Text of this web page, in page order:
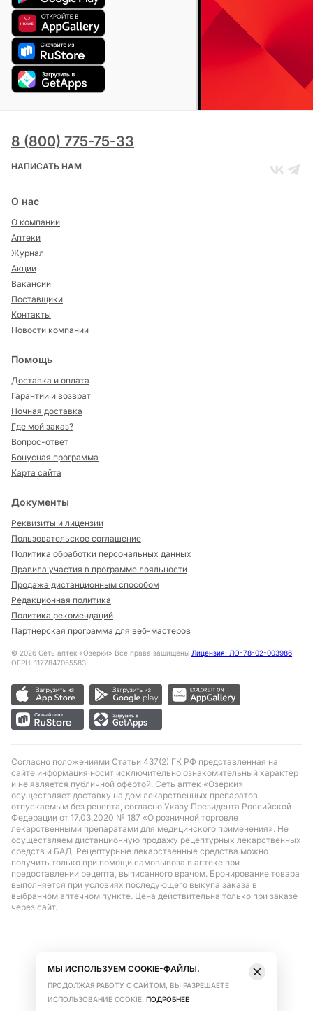
8 (800) 775-75-33
НАПИСАТЬ НАМ
О нас
О компании
Аптеки
Журнал
Акции
Вакансии
Поставщики
Контакты
Новости компании
Помощь
Доставка и оплата
Гарантии и возврат
Ночная доставка
Где мой заказ?
Вопрос-ответ
Бонусная программа
Карта сайта
Документы
Реквизиты и лицензии
Пользовательское соглашение
Политика обработки персональных данных
Правила участия в программе лояльности
Продажа дистанционным способом
Редакционная политика
Политика рекомендаций
Партнерская программа для веб-мастеров
© 2026 Сеть аптек «Озерки» Все права защищены Лицензия: ЛО-78-02-003986,
ОГРН: 1177847055583
Согласно положениями Статьи 437(2) ГК РФ представленная на
сайте информация носит исключительно ознакомительный характер
и не является публичной офертой. Сеть аптек «Озерки»
осуществляет доставку на дом лекарственных препаратов,
отпускаемым без рецепта, согласно Указу Президента Российской
Федерации от 17.03.2020 № 187 «О розничной торговле
лекарственными препаратами для медицинского применения». Не
осуществляем дистанционную продажу рецептурных лекарственных
средств и БАД. Рецептурные лекарственные средства можно
получить только при помощи самовывоза в аптеке при
предоставлении рецепта, выписанного врачом. Бронирование товара
выполняется при условиях последующего выкупа заказа в
выбранном аптечном пункте. Цена действительна только при заказе
через сайт.
МЫ ИСПОЛЬЗУЕМ COOKIE-ФАЙЛЫ.
ПРОДОЛЖАЯ РАБОТУ С САЙТОМ, ВЫ РАЗРЕШАЕТЕ
ИСПОЛЬЗОВАНИЕ COOKIE. ПОДРОБНЕЕ